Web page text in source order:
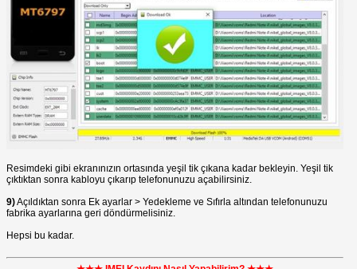
Resimdeki gibi ekranınızın ortasında yeşil tik çıkana kadar bekleyin. Yeşil tik
çıktıktan sonra kabloyu çıkarıp telefonunuzu açabilirsiniz.
9)Açıldıktan sonra Ek ayarlar > Yedekleme ve Sıfırla altından telefonunuzu
fabrika ayarlarına geri döndürmelisiniz.
Hepsi bu kadar.